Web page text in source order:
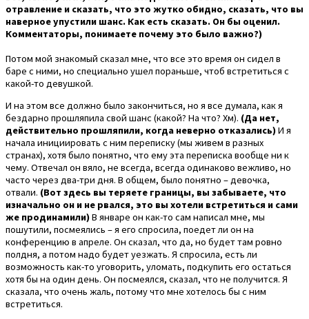
отравление и сказать, что это жутко обидно, сказать, что вы
наверное упустили шанс. Как есть сказать. Он бы оценил.
Комментаторы, понимаете почему это было важно?)
Потом мой знакомый сказал мне, что все это время он сидел в
баре с ними, но специально ушел пораньше, чтоб встретиться с
какой-то девушкой.
И на этом все должно было закончиться, но я все думала, как я
бездарно прошляпила свой шанс (какой? На что? Хм). (Да нет,
действительно прошляпили, когда неверно отказались)И я
начала инициировать с ним переписку (мы живем в разных
странах), хотя было понятно, что ему эта переписка вообще ни к
чему. Отвечал он вяло, не всегда, всегда одинаково вежливо, но
часто через два-три дня. В общем, было понятно – девочка,
отвали. (Вот здесь вы теряете границы, вы забываете, что
изначально он и не рвался, это вы хотели встретиться и сами
же продинамили)В январе он как-то сам написал мне, мы
пошутили, посмеялись – я его спросила, поедет ли он на
конференцию в апреле. Он сказал, что да, но будет там ровно
полдня, а потом надо будет уезжать. Я спросила, есть ли
возможность как-то уговорить, уломать, подкупить его остаться
хотя бы на один день. Он посмеялся, сказал, что не получится. Я
сказала, что очень жаль, потому что мне хотелось бы с ним
встретиться.